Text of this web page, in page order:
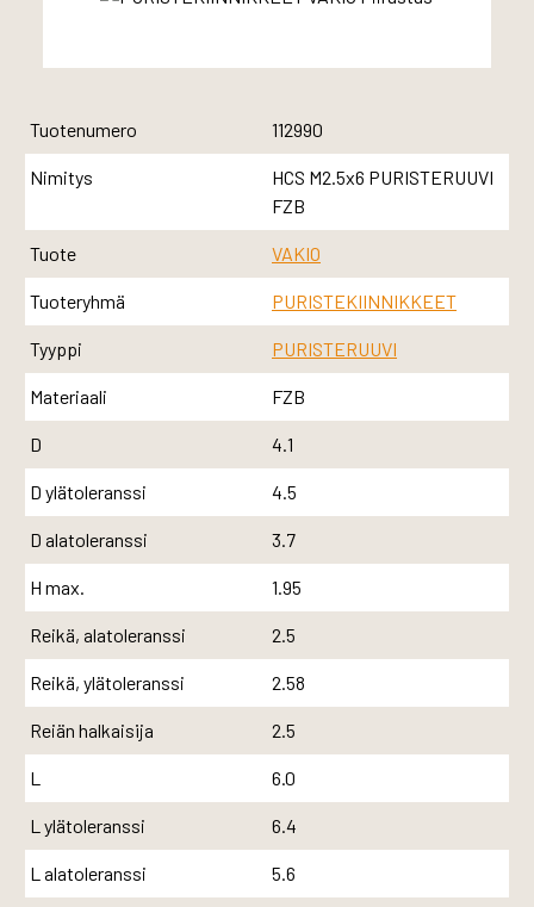
Tuotenumero 112990
Nimitys
HCS M2.5x6 PURISTERUUVI
FZB
Tuote VAKIO
Tuoteryhmä PURISTEKIINNIKKEET
Tyyppi PURISTERUUVI
Materiaali FZB
D 4.1
D ylätoleranssi 4.5
D alatoleranssi 3.7
H max. 1.95
Reikä, alatoleranssi 2.5
Reikä, ylätoleranssi 2.58
Reiän halkaisija 2.5
L 6.0
L ylätoleranssi 6.4
L alatoleranssi 5.6